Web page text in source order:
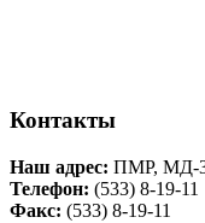
Контакты
Наш адрес: ПМР, МД-
Телефон: (533) 8-19-11
Факс: (533) 8-19-11